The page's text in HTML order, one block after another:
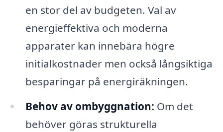
en stor del av budgeten. Val av
energieffektiva och moderna
apparater kan innebära högre
initialkostnader men också långsiktiga
besparingar på energiräkningen.
Behov av ombyggnation: Om det
behöver göras strukturella